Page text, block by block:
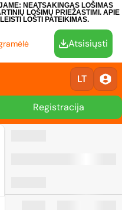
NEATSAKINGAS LOŠIMAS
LOŠIMŲ PRIEŽASTIMI. APIE
LOŠTI PATEIKIMAS.
Atsisiųsti
LT
Registracija